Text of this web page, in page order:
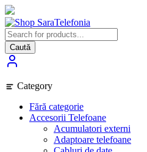
Skip
to
content
Caută
Category
Fără categorie
Accesorii Telefoane
Acumulatori externi
Adaptoare telefoane